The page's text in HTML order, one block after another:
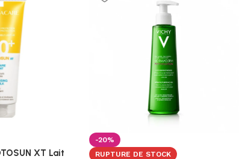
XT Lait
-20%
RUPTURE DE STOCK